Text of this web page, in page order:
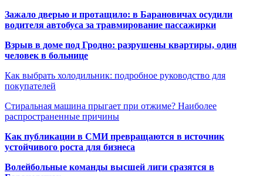
Зажало дверью и протащило: в Барановичах осудили
водителя автобуса за травмирование пассажирки
Взрыв в доме под Гродно: разрушены квартиры, один
человек в больнице
Как выбрать холодильник: подробное руководство для
покупателей
Стиральная машина прыгает при отжиме? Наиболее
распространенные причины
Как публикации в СМИ превращаются в источник
устойчивого роста для бизнеса
Волейбольные команды высшей лиги сразятся в